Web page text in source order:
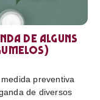
de alguns
preventiva
de diversos